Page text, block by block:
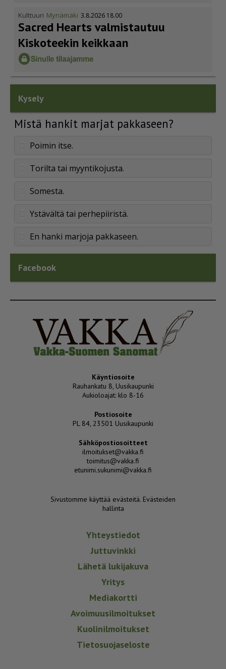
Kulttuuri Mynämäki 3.8.2026 18.00
Sacred Hearts valmistautuu
Kiskoteekin keikkaan
Kysely
Mistä hankit marjat pakkaseen?
Poimin itse.
Torilta tai myyntikojusta.
Somesta.
Ystävältä tai perhepiiristä.
En hanki marjoja pakkaseen.
Facebook
Käyntiosoite
Rauhankatu 8, Uusikaupunki
Aukioloajat: klo 8-16
Postiosoite
PL 84, 23501 Uusikaupunki
Sähköpostiosoitteet
ilmoitukset@vakka.fi
toimitus@vakka.fi
etunimi.sukunimi@vakka.fi
Sivustomme käyttää evästeitä. Evästeiden
hallinta
Yhteystiedot
Juttuvinkki
Lähetä lukijakuva
Yritys
Mediakortti
Avoimuusilmoitukset
Kuolinilmoitukset
Tietosuojaseloste